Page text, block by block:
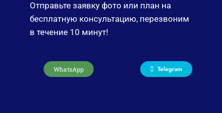
Отправьте заявку фото или план на
бесплатную консультацию, перезвоним
в течение 10 минут!
WhatsApp Telegram